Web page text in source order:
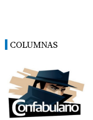
COLUMNAS